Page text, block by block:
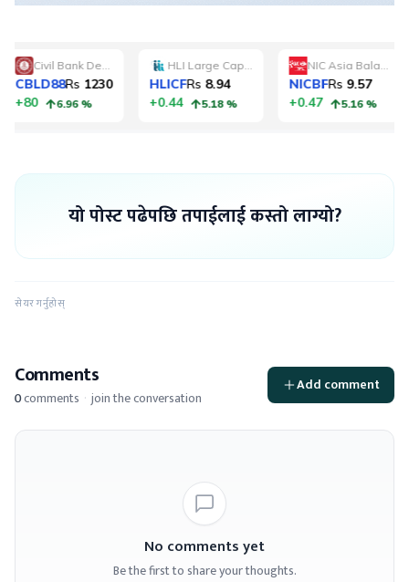
यो पोस्ट पढेपछि तपाईलाई कस्तो लाग्यो?
सेयर गर्नुहोस्
Comments
0comments · join the conversation
Add comment
No comments yet
Be the first to share your thoughts.